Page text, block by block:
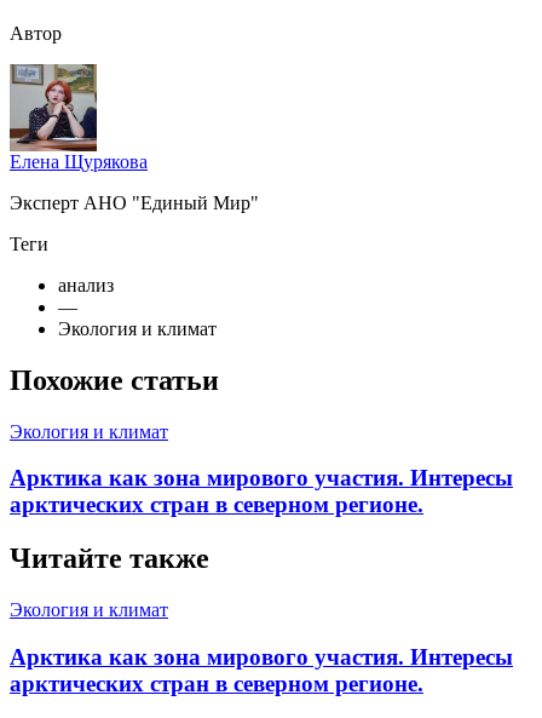
Автор
Елена Щурякова
Эксперт АНО "Единый Мир"
Теги
анализ
—
Экология и климат
Похожие статьи
Экология и климат
Арктика как зона мирового участия. Интересы
арктических стран в северном регионе.
Читайте также
Экология и климат
Арктика как зона мирового участия. Интересы
арктических стран в северном регионе.